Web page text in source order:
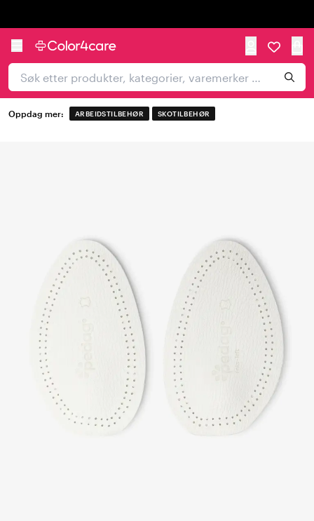
Oppdag mer: ARBEIDSTILBEHØR SKOTILBEHØR